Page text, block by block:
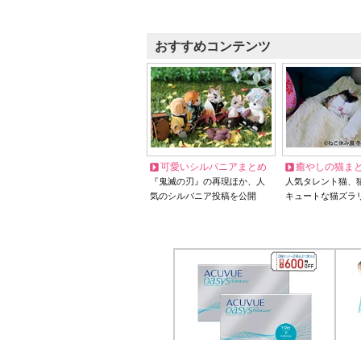
おすすめコンテンツ
可愛いシルバニアまとめ
『鬼滅の刃』の再現ほか、人
気のシルバニア投稿を公開
癒やしの猫ま
人気タレント猫
キュートな猫ズラ